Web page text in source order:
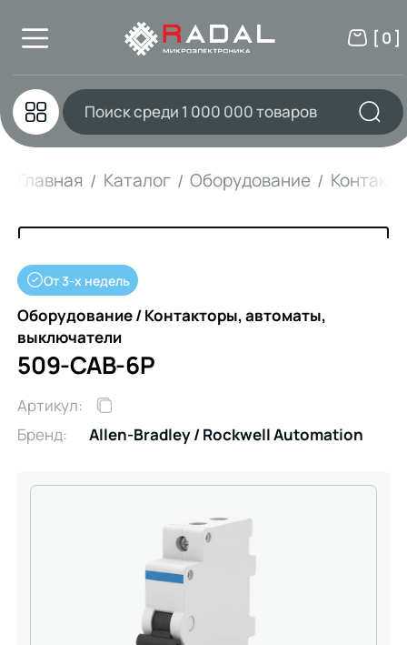
[ 0 ]
Главная Каталог Оборудование
От 3-х недель
Оборудование / Контакторы, автоматы,
выключатели
509-CAB-6P
Артикул:
Бренд:
Allen-Bradley / Rockwell Automation